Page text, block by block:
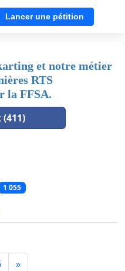
Lancer une pétition
et notre métier
RTS
la FFSA.
1 055
»